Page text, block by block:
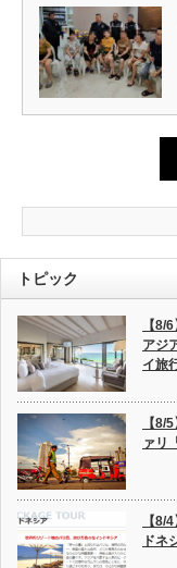
トピック
【8/
アジ
イ旅
【8/
ァリ
【8/
ドネ